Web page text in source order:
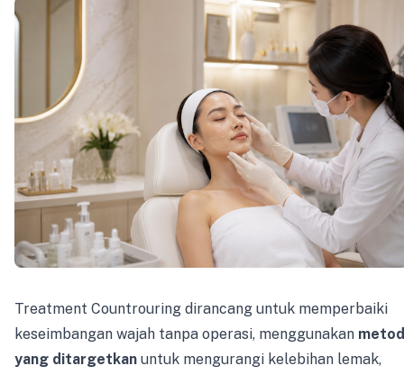
Treatment Countrouring dirancang untuk memperbaiki
keseimbangan wajah tanpa operasi, menggunakan
yang ditargetkan untuk mengurangi kelebihan lemak,